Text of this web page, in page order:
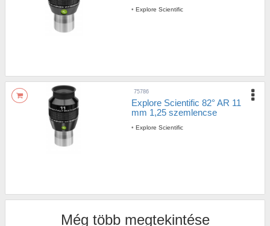
• Explore Scientific
75786
Explore Scientific 82° AR 11
mm 1,25 szemlencse
• Explore Scientific
Még több megtekintése